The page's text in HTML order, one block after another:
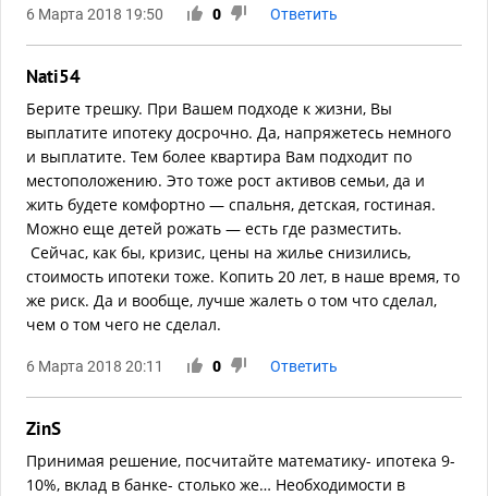
6 Марта 2018 19:50 0 Ответить
Nati54
Берите трешку. При Вашем подходе к жизни, Вы
выплатите ипотеку досрочно. Да, напряжетесь немного
и выплатите. Тем более квартира Вам подходит по
местоположению. Это тоже рост активов семьи, да и
жить будете комфортно — спальня, детская, гостиная.
Можно еще детей рожать — есть где разместить.
Сейчас, как бы, кризис, цены на жилье снизились,
стоимость ипотеки тоже. Копить 20 лет, в наше время, то
же риск. Да и вообще, лучше жалеть о том что сделал,
чем о том чего не сделал.
6 Марта 2018 20:11 0 Ответить
ZinS
Принимая решение, посчитайте математику- ипотека 9-
10%, вклад в банке- столько же… Необходимости в